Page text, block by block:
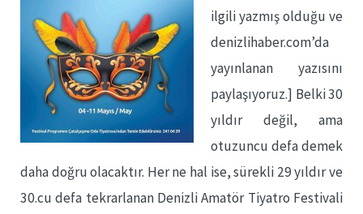
ilgili yazmış olduğu ve
denizlihaber.com’da
yayınlanan yazısını
paylaşıyoruz.] Belki 30
yıldır değil, ama
otuzuncu defa demek
daha doğru olacaktır. Her ne hal ise, sürekli 29 yıldır ve
30.cu defa tekrarlanan Denizli Amatör Tiyatro Festivali